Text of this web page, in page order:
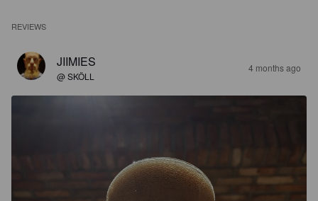
REVIEWS
JIIMIES
@ SKÖLL
4 months ago